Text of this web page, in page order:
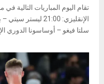
تقام اليوم المباريات التالية
سلتا فيغو – أوساسونا ​الدوري